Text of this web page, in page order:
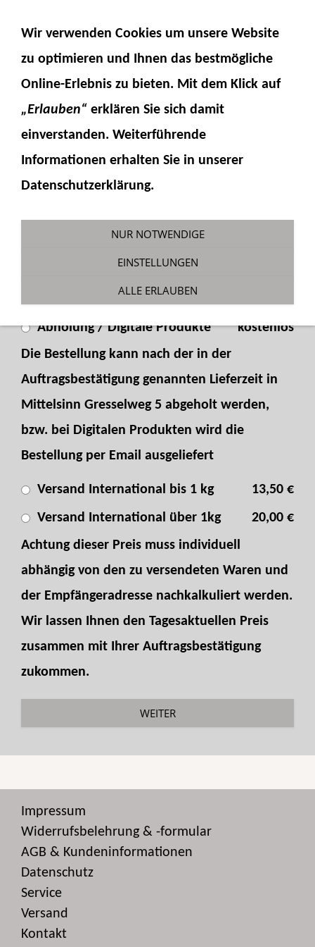
WIE SOLLEN WIR DIE WAREN VERSENDEN?
Standardversand
Lieferung von Produkten, die ab Lager
verfügbar sind, innerhalb von 2-3 Werktagen.
Abholung / Digitale Produkte
kostenlos
Die Bestellung kann nach der in der
Auftragsbestätigung genannten Lieferzeit in
Mittelsinn Gresselweg 5 abgeholt werden,
bzw. bei Digitalen Produkten wird die
Bestellung per Email ausgeliefert
Versand International bis 1 kg 13,50 €
Versand International über 1kg
20,00 €
Achtung dieser Preis muss individuell
abhängig von den zu versendeten Waren und
der Empfängeradresse nachkalkuliert werden.
Wir lassen Ihnen den Tagesaktuellen Preis
zusammen mit Ihrer Auftragsbestätigung
zukommen.
WEITER
Impressum
Widerrufsbelehrung & -formular
AGB & Kundeninformationen
Datenschutz
Service
Versand
Kontakt
Wir verwenden Cookies um unsere Website
zu optimieren und Ihnen das bestmögliche
Online-Erlebnis zu bieten. Mit dem Klick auf
„Erlauben“ erklären Sie sich damit
einverstanden. Weiterführende
Informationen erhalten Sie in unserer
Datenschutzerklärung.
NUR NOTWENDIGE
EINSTELLUNGEN
ALLE ERLAUBEN